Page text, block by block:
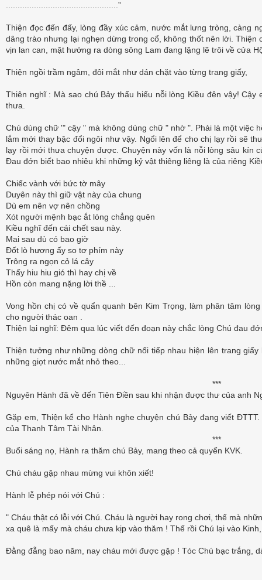
................................................”
Thiện đọc đến đấy, lòng đầy xúc cảm, nước mắt lưng tròng, càng
dâng trào nhưng lại nghẹn dừng trong cổ, không thốt nên lời. Thiện
vịn lan can, mặt hướng ra dòng sông Lam đang lặng lẽ trôi về cửa
Thiện ngồi trầm ngâm, đôi mắt như dán chặt vào từng trang giấy,
Thiên nghĩ : Mà sao chú Bảy thấu hiểu nỗi lòng Kiều đên vậy!
thưa.
Chú dùng chữ '" cậy " mà không dùng chữ " nhờ ". Phải là một việc
lắm mới thay bậc đổi ngôi như vậy. Ngổi lên để cho chị lạy rồi sẽ
lạy rồi mới thưa chuyện được. Chuyện này vốn là nỗi lòng sâu kín
Đau đớn biết bao nhiêu khi những kỷ vật thiêng liêng là của riêng
Chiếc vành với bức tờ mây
Duyên này thì giữ vật này của chung
Dù em nên vợ nên chồng
Xót người mệnh bạc ắt lòng chẳng quên
Kiều nghĩ đến cái chết sau này.
Mai sau dù có bao giờ
Đốt lò hương ấy so tơ phím này
Trông ra ngọn cỏ lá cây
Thấy hiu hiu gió thì hay chị về
Hồn còn mang nặng lời thề ...
Vong hồn chị có về quẩn quanh bên Kim Trọng, làm phân tâm
cho người thác oan .
Thiện lại nghĩ: Đêm qua lúc viết đến đoạn này chắc lòng Chú đau
Thiện tưởng như những dòng chữ nối tiếp nhau hiện lên trang
những giọt nước mắt nhỏ theo...
***
Nguyên Hành đã về đến Tiên Điền sau khi nhận được thư của anh
Gặp em, Thiện kể cho Hành nghe chuyện chú Bảy đang viết
của Thanh Tâm Tài Nhân.
***
Buổi sáng nọ, Hành ra thăm chú Bảy, mang theo cả quyển KVK.
Chú cháu gặp nhau mừng vui khôn xiết!
Hành lễ phép nói với Chú :
" Cháu thật có lỗi với Chú. Cháu là người hay rong chơi, thế mà
xa quê là mấy mà cháu chưa kịp vào thăm ! Thế rồi Chú lại vào
Đằng đẵng bao năm, nay cháu mới được gặp ! Tóc Chú bạc trắng,